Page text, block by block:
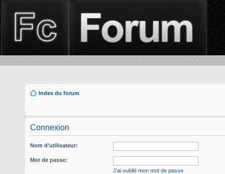
Index du forum
Connexion
Nom d’utilisateur:
Mot de passe:
J’ai oublié mon mot de passe